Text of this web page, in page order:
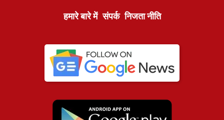
हमारे बारे में संपर्क निजता नीति